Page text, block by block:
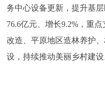
务中心设备更新，提升基
76.6亿元、增长9.2%，重
改造、平原地区造林养护
设，持续推动美丽乡村建设